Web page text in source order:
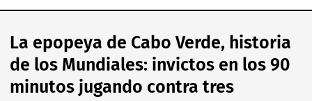
La epopeya de Cabo Verde, historia
de los Mundiales: invictos en los 90
minutos jugando contra tres